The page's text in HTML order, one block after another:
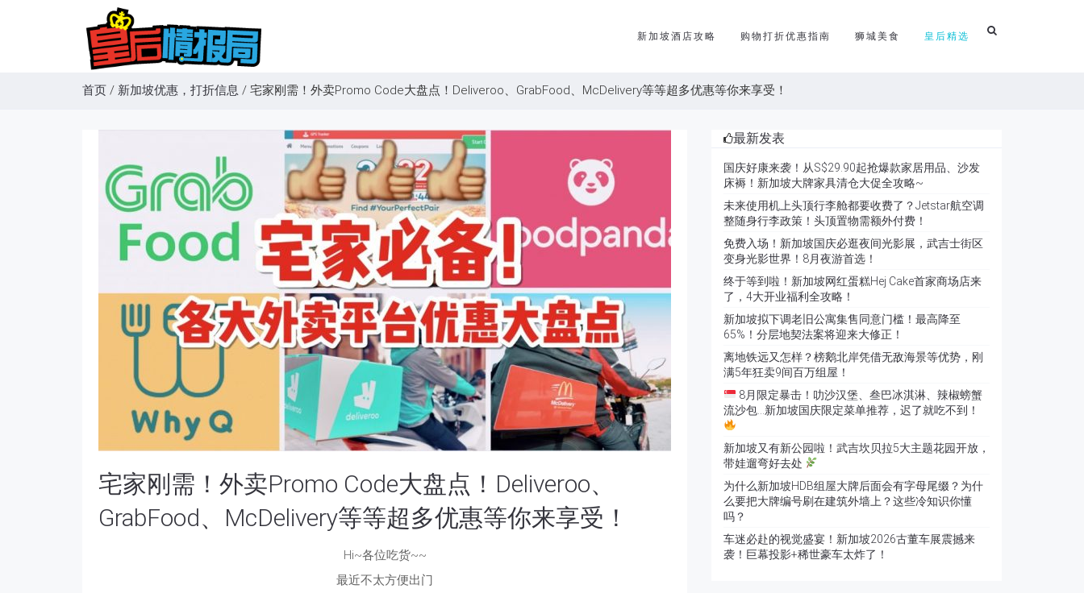
新加坡酒店攻略 购物打折优惠指南 狮城美食 皇后精选
首页 / 新加坡优惠，打折信息 / 宅家刚需！外卖Promo Code大盘点！Deliveroo、GrabFood、McDelivery等等超多优惠等你来享受！
宅家刚需！外卖Promo Code大盘点！Deliveroo、
GrabFood、McDelivery等等超多优惠等你来享受！
Hi~各位吃货~~
最近不太方便出门
最新发表
国庆好康来袭！从S$29.90起抢爆款家居用品、沙发
床褥！新加坡大牌家具清仓大促全攻略~
未来使用机上头顶行李舱都要收费了？Jetstar航空调
整随身行李政策！头顶置物需额外付费！
免费入场！新加坡国庆必逛夜间光影展，武吉士街区
变身光影世界！8月夜游首选！
终于等到啦！新加坡网红蛋糕Hej Cake首家商场店来
了，4大开业福利全攻略！
新加坡拟下调老旧公寓集售同意门槛！最高降至
65%！分层地契法案将迎来大修正！
离地铁远又怎样？榜鹅北岸凭借无敌海景等优势，刚
满5年狂卖9间百万组屋！
8月限定暴击！叻沙汉堡、叁巴冰淇淋、辣椒螃蟹
流沙包…新加坡国庆限定菜单推荐，迟了就吃不到！
新加坡又有新公园啦！武吉坎贝拉5大主题花园开放，
带娃遛弯好去处
为什么新加坡HDB组屋大牌后面会有字母尾缀？为什
么要把大牌编号刷在建筑外墙上？这些冷知识你懂
吗？
车迷必赴的视觉盛宴！新加坡2026古董车展震撼来
袭！巨幕投影+稀世豪车太炸了！